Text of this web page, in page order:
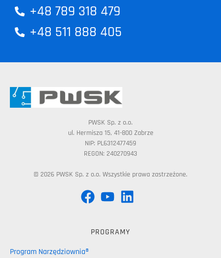
+48 789 318 479
+48 511 888 405
PWSK Sp. z o.o.
ul. Hermisza 15, 41-800 Zabrze
NIP: PL6312477459
REGON: 240270943
© 2026 PWSK Sp. z o.o. Wszystkie prawa zastrzeżone.
PROGRAMY
Program Narzędziownia®